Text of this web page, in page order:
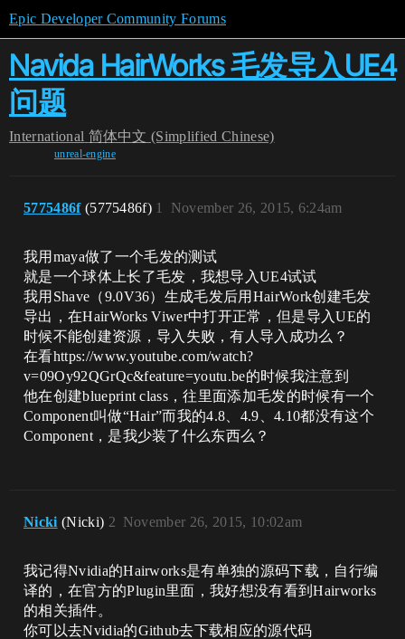
Epic Developer Community Forums
Navida HairWorks 毛发导入UE4
问题
International 简体中文 (Simplified Chinese)
unreal-engine
5775486f (5775486f) November 26, 2015, 6:24am
1
我用maya做了一个毛发的测试
就是一个球体上长了毛发，我想导入UE4试试
我用Shave（9.0V36）生成毛发后用HairWork创建毛发
导出，在HairWorks Viwer中打开正常，但是导入UE的
时候不能创建资源，导入失败，有人导入成功么？
在看https://www.youtube.com/watch?
v=09Oy92QGrQc&feature=youtu.be的时候我注意到
他在创建blueprint class，往里面添加毛发的时候有一个
Component叫做“Hair”而我的4.8、4.9、4.10都没有这个
Component，是我少装了什么东西么？
Nicki (Nicki) November 26, 2015, 10:02am
2
我记得Nvidia的Hairworks是有单独的源码下载，自行编
译的，在官方的Plugin里面，我好想没有看到Hairworks
的相关插件。
你可以去Nvidia的Github去下载相应的源代码